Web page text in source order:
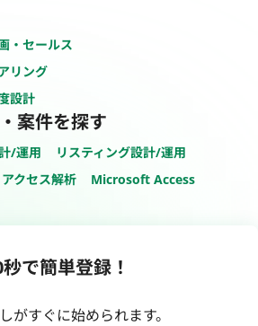
・セールス
リング
設計
案件を探す
/運用
リスティング設計/運用
アクセス解析 Microsoft Access
で簡単登録！
がすぐに始められます。